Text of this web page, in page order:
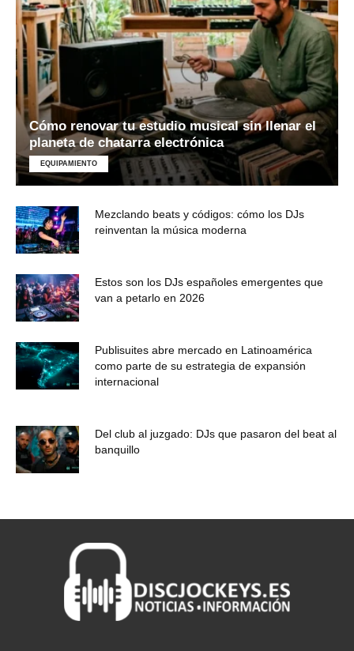
Cómo renovar tu estudio musical sin llenar el
planeta de chatarra electrónica
EQUIPAMIENTO
Mezclando beats y códigos: cómo los DJs
reinventan la música moderna
Estos son los DJs españoles emergentes que
van a petarlo en 2026
Publisuites abre mercado en Latinoamérica
como parte de su estrategia de expansión
internacional
Del club al juzgado: DJs que pasaron del beat al
banquillo